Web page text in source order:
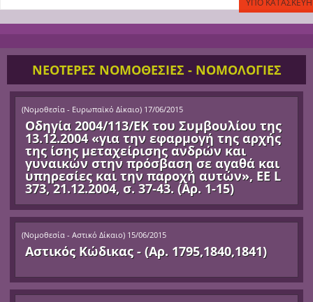
ΝΕΟΤΕΡΕΣ ΝΟΜΟΘΕΣΙΕΣ - ΝΟΜΟΛΟΓΙΕΣ
(Νομοθεσία - Ευρωπαϊκό Δίκαιο) 17/06/2015
Οδηγία 2004/113/ΕΚ του Συμβουλίου της
13.12.2004 «για την εφαρμογή της αρχής
της ίσης μεταχείρισης ανδρών και
γυναικών στην πρόσβαση σε αγαθά και
υπηρεσίες και την παροχή αυτών», ΕΕ L
373, 21.12.2004, σ. 37-43. (Αρ. 1-15)
(Νομοθεσία - Αστικό Δίκαιο) 15/06/2015
Αστικός Κώδικας - (Αρ. 1795,1840,1841)